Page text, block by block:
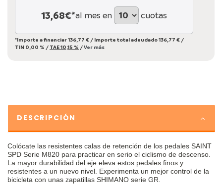
13,68€*al mes en cuotas
*Importe a financiar136,77 € / Importe total adeudado136,77 € /
TIN 0,00 % / TAE10,15 % /Ver más
DESCRIPCIÓN
Colócate las resistentes calas de retención de los pedales SAINT
SPD Serie M820 para practicar en serio el ciclismo de descenso.
La mayor durabilidad del eje eleva estos pedales finos y
resistentes a un nuevo nivel. Experimenta un mejor control de la
bicicleta con unas zapatillas SHIMANO serie GR.